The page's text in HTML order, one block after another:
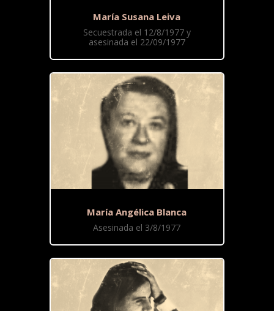
María Susana Leiva
Secuestrada el 12/8/1977 y
asesinada el 22/09/1977
María Angélica Blanca
Asesinada el 3/8/1977